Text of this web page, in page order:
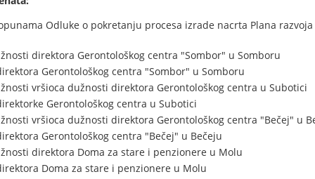
Odluke o pokretanju procesa izrade nacrta Plana
direktora Gerontološkog centra "Sombor" u Somboru
Gerontološkog centra "Sombor" u Somboru
vršioca dužnosti direktora Gerontološkog centra u Subotici
Gerontološkog centra u Subotici
vršioca dužnosti direktora Gerontološkog centra "Bečej" u
Gerontološkog centra "Bečej" u Bečeju
direktora Doma za stare i penzionere u Molu
Doma za stare i penzionere u Molu